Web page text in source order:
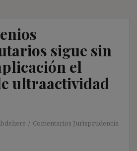
sigue sin
el
ultraactividad
Comentarios Jurisprudencia